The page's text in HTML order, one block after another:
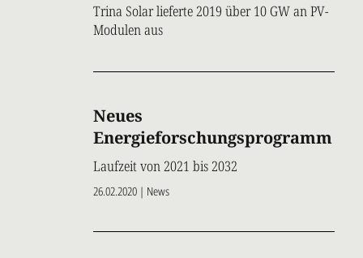
Trina Solar lieferte 2019 über 10 GW an PV-
Modulen aus
Neues
Energieforschungsprogramm
Laufzeit von 2021 bis 2032
26.02.2020 | News